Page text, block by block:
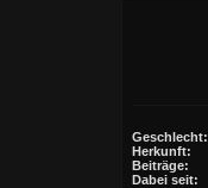
Geschlecht:
Herkunft:
Beiträge:
Dabei seit: